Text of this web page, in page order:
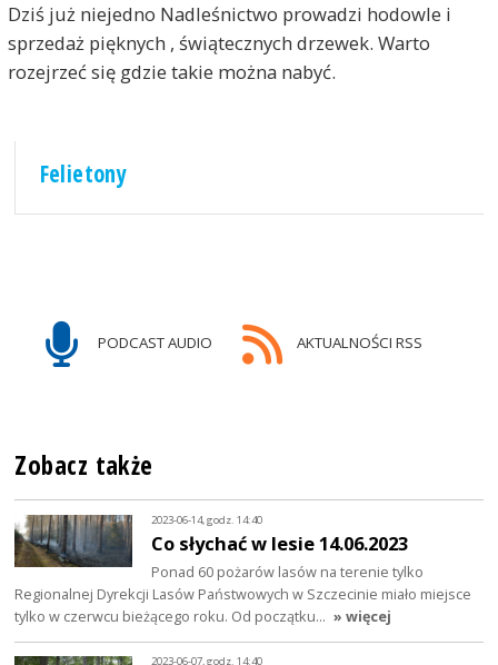
Dziś już niejedno Nadleśnictwo prowadzi hodowle i
sprzedaż pięknych , świątecznych drzewek. Warto
rozejrzeć się gdzie takie można nabyć.
Felietony
PODCAST AUDIO AKTUALNOŚCI RSS
Zobacz także
2023-06-14, godz. 14:40
Co słychać w lesie 14.06.2023
Ponad 60 pożarów lasów na terenie tylko
Regionalnej Dyrekcji Lasów Państwowych w Szczecinie miało miejsce
tylko w czerwcu bieżącego roku. Od początku… » więcej
2023-06-07, godz. 14:40